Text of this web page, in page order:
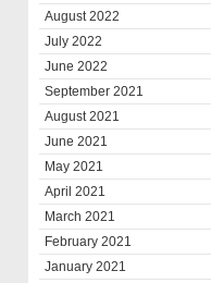
August 2022
July 2022
June 2022
September 2021
August 2021
June 2021
May 2021
April 2021
March 2021
February 2021
January 2021